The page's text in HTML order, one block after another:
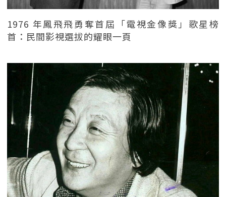
1976 年鳳飛飛勇奪首屆「電視金像獎」歌星榜
首：民間影視選拔的耀眼一頁